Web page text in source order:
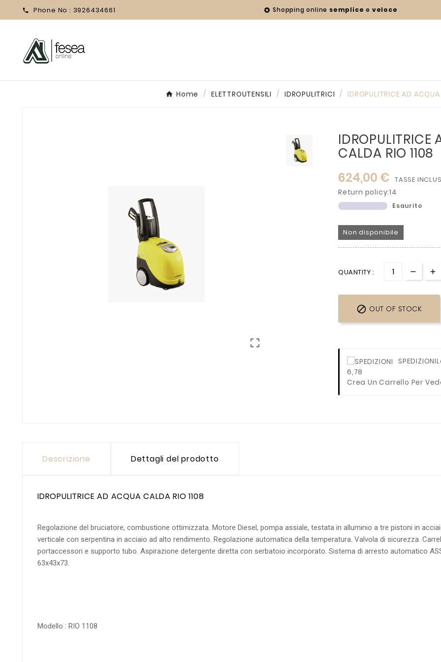
 Phone No : 3926434661  Shopping online semplice e veloce
Home ELETTROUTENSILI IDROPULITRICI IDROPULITRICE AD

IDROPULITRICE
CALDA RIO 1108
624,00 € TASSE
Return policy:14
Esaurito
Non disponibile
QUANTITY :
 OUT OF STOCK
SPEDIZIONI
6,78
Crea Un Carrello Per
Descrizione Dettagli del prodotto
IDROPULITRICE AD ACQUA CALDA RIO 1108
Regolazione del bruciatore, combustione ottimizzata. Motore Diesel, pompa assiale, testata in alluminio a tre pistoni in
verticale con serpentina in acciaio ad alto rendimento. Regolazione automatica della temperatura. Valvola di sicurezza.
portaccessori e supporto tubo. Aspirazione detergente diretta con serbatoio incorporato. Sistema di arresto automatico
63x43x73.
Modello : RIO 1108